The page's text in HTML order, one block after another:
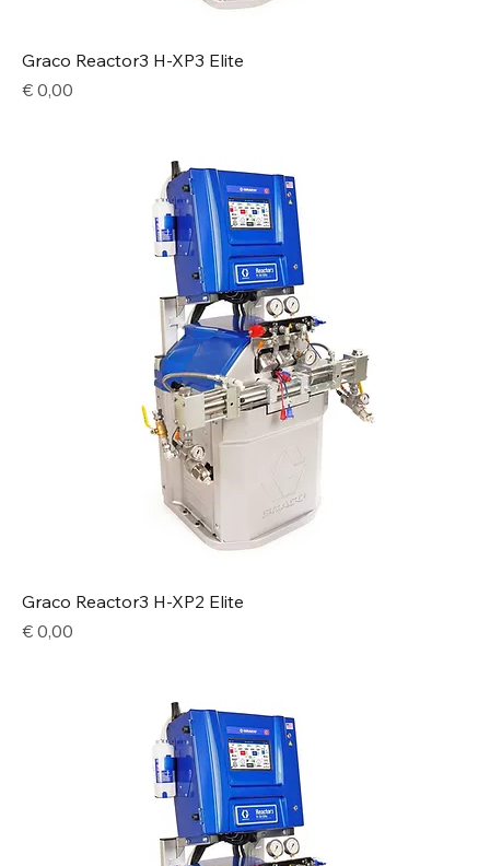
Graco Reactor3 H-XP3 Elite
Price
€ 0,00
Graco Reactor3 H-XP2 Elite
Price
€ 0,00